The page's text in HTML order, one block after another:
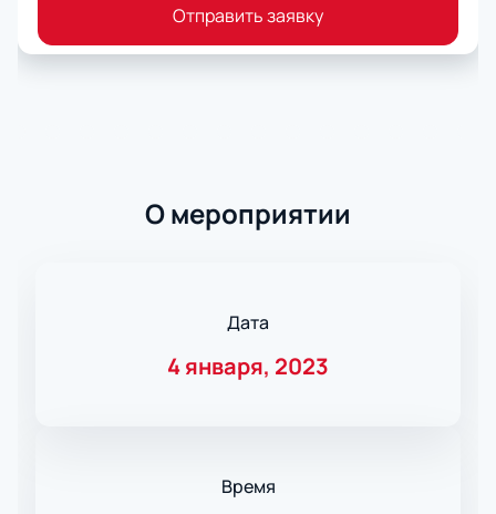
Отправить заявку
О мероприятии
Дата
4 января, 2023
Время